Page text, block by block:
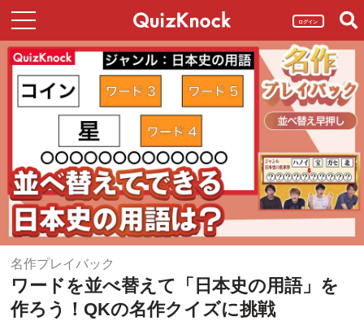
ログイン
名作プレイバック
ワードを並べ替えて「日本史の用語」を
作ろう！QKの名作クイズに挑戦